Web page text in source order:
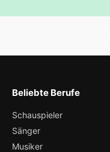
Beliebte Berufe
Schauspieler
Sänger
Musiker